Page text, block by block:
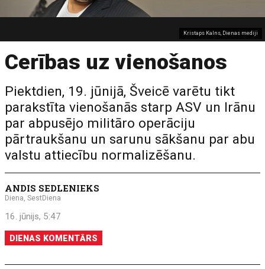
Kristaps Kalns, Dienas mediji
Cerības uz vienošanos
Piektdien, 19. jūnijā, Šveicē varētu tikt
parakstīta vienošanās starp ASV un Irānu
par abpusējo militāro operāciju
pārtraukšanu un sarunu sākšanu par abu
valstu attiecību normalizēšanu.
ANDIS SEDLENIEKS
Diena, SestDiena
16. jūnijs, 5:47
DIENAS KOMENTĀRS